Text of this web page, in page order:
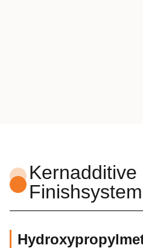
Kernadditive
Finishsystem